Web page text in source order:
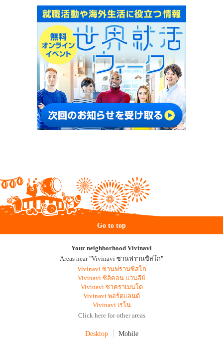
Go to top
Your neighborhood Vivinavi
Areas near "Vivinavi ซานฟรานซิสโก"
Vivinavi ซานฟรานซิสโก
Vivinavi ซิลิคอน แวนลีย์
Vivinavi ซาคราเมนโต
Vivinavi พอร์ตแลนด์
Vivinavi เรโน
Click here for other areas
Desktop Mobile